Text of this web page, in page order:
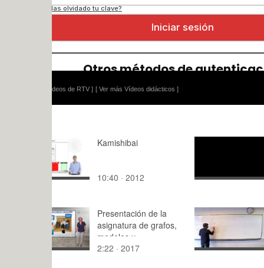
[ Ver más Vídeos didácticos ]
Kamishibai
10:40 · 2012
7:24 · 2021
Presentación de la
asignatura de grafos,
modelos y
aplicaciones
2:22 · 2017
29:27 ·